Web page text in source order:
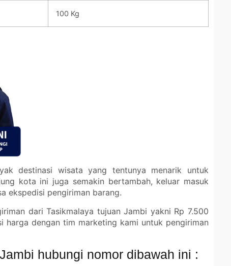
100 Kg
destinasi wisata yang tentunya menarik untuk
kota ini juga semakin bertambah, keluar masuk
ekspedisi pengiriman barang.
dari Tasikmalaya tujuan Jambi yakni Rp 7.500
harga dengan tim marketing kami untuk pengiriman
hubungi nomor dibawah ini :